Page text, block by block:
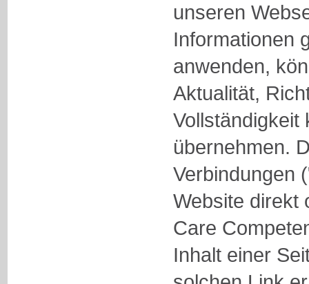
unseren
Informationen
anwenden,
Aktualität,
Vollständigkeit
übernehmen.
Verbindungen
Website direkt
Care
Inhalt einer